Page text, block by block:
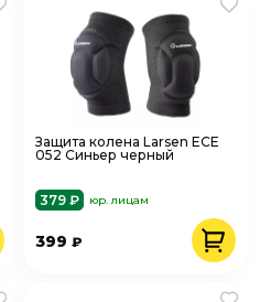
Защита колена Larsen ECE
052 Синьер черный
379 ₽ юр. лицам
399₽